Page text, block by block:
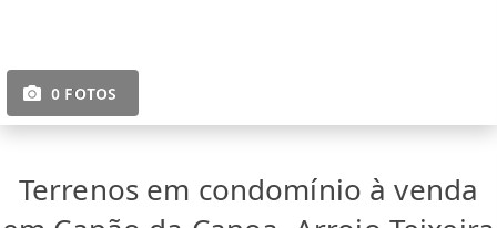
0 FOTOS
Terrenos em condomínio à venda